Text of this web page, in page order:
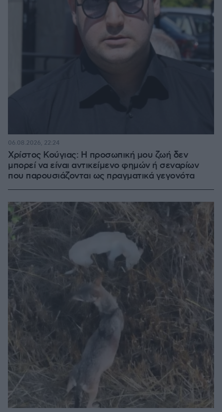
Χρίστος Κούγιας: Η προσωπική μου ζωή δεν
μπορεί να είναι αντικείμενο φημών ή σεναρίων
που παρουσιάζονται ως πραγματικά γεγονότα
06.08.2026, 22:24